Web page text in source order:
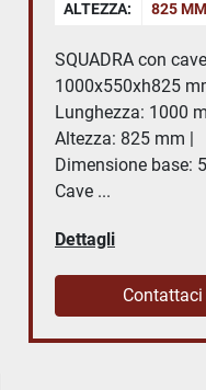
ALTEZZA:
825 MM
SQUADRA con
1000x550xh825
Lunghezza: 1000
Altezza: 825 mm |
Dimensione base:
Cave ...
Dettagli
Contattaci